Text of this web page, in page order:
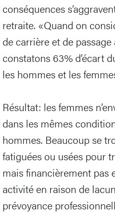
conséquences
retraite. «Quand on
de carrière et de
constatons 63% d’écart
les hommes et les
Résultat: les femmes
dans les mêmes
hommes. Beaucoup se
fatiguées ou usées pour
mais financièrement pas
activité en raison de
prévoyance